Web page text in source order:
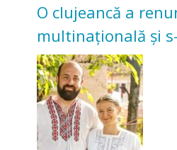
O clujeancă a
multinațională și
Acum cultivă
bunicilor